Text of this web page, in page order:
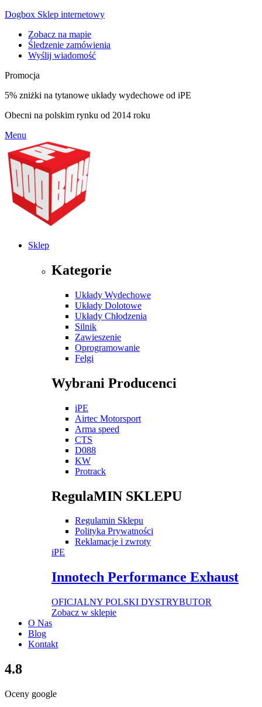
Dogbox Sklep internetowy
Zobacz na mapie
Śledzenie zamówienia
Wyślij wiadomość
Promocja
5% zniżki na tytanowe układy wydechowe od iPE
Obecni na polskim rynku od 2014 roku
Menu
Sklep
Kategorie
Układy Wydechowe
Układy Dolotowe
Układy Chłodzenia
Silnik
Zawieszenie
Oprogramowanie
Felgi
Wybrani Producenci
iPE
Airtec Motorsport
Arma speed
CTS
D088
KW
Protrack
RegulaMIN SKLEPU
Regulamin Sklepu
Polityka Prywatności
Reklamacje i zwroty
iPE
Innotech Performance Exhaust
OFICJALNY POLSKI DYSTRYBUTOR
Zobacz w sklepie
O Nas
Blog
Kontakt
4.8
Oceny google